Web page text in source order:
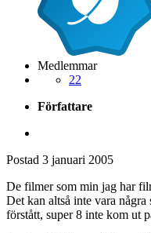
Medlemmar
22
Författare
Postad 3 januari 2005
De filmer som min jag har
Det kan altså inte vara
förstått, super 8 inte kom ut